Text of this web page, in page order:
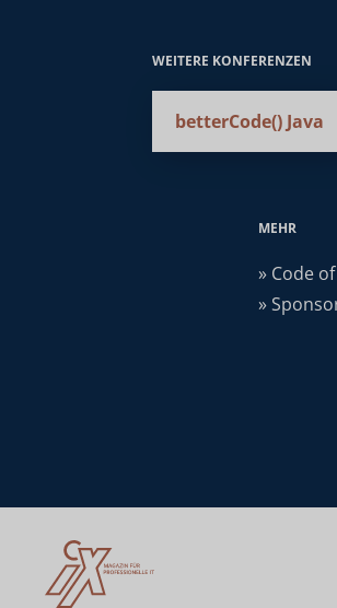
WEITERE KONFERENZEN
betterCode() Java
MEHR
» Code
»